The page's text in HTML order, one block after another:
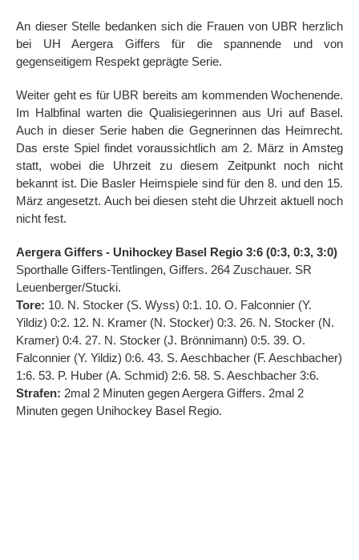
An dieser Stelle bedanken sich die Frauen von UBR herzlich
bei UH Aergera Giffers für die spannende und von
gegenseitigem Respekt geprägte Serie.
Weiter geht es für UBR bereits am kommenden Wochenende.
Im Halbfinal warten die Qualisiegerinnen aus Uri auf Basel.
Auch in dieser Serie haben die Gegnerinnen das Heimrecht.
Das erste Spiel findet voraussichtlich am 2. März in Amsteg
statt, wobei die Uhrzeit zu diesem Zeitpunkt noch nicht
bekannt ist. Die Basler Heimspiele sind für den 8. und den 15.
März angesetzt. Auch bei diesen steht die Uhrzeit aktuell noch
nicht fest.
Aergera Giffers - Unihockey Basel Regio 3:6 (0:3, 0:3, 3:0)
Sporthalle Giffers-Tentlingen, Giffers. 264 Zuschauer. SR
Leuenberger/Stucki.
Tore: 10. N. Stocker (S. Wyss) 0:1. 10. O. Falconnier (Y.
Yildiz) 0:2. 12. N. Kramer (N. Stocker) 0:3. 26. N. Stocker (N.
Kramer) 0:4. 27. N. Stocker (J. Brönnimann) 0:5. 39. O.
Falconnier (Y. Yildiz) 0:6. 43. S. Aeschbacher (F. Aeschbacher)
1:6. 53. P. Huber (A. Schmid) 2:6. 58. S. Aeschbacher 3:6.
Strafen: 2mal 2 Minuten gegen Aergera Giffers. 2mal 2
Minuten gegen Unihockey Basel Regio.